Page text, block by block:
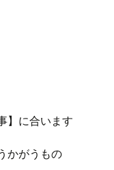
】に合います
かがうもの